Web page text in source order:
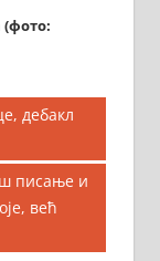
(фото:
дебакл
писање и
већ